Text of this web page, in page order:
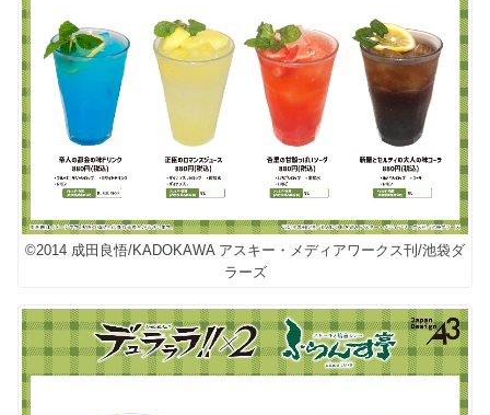
©2014 成田良悟/KADOKAWA アスキー・メディアワークス刊/池袋ダ
ラーズ